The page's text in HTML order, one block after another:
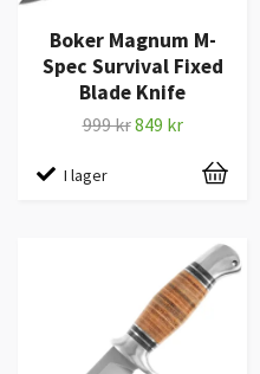
Boker Magnum M-
Spec Survival Fixed
Blade Knife
999 kr849 kr
I lager